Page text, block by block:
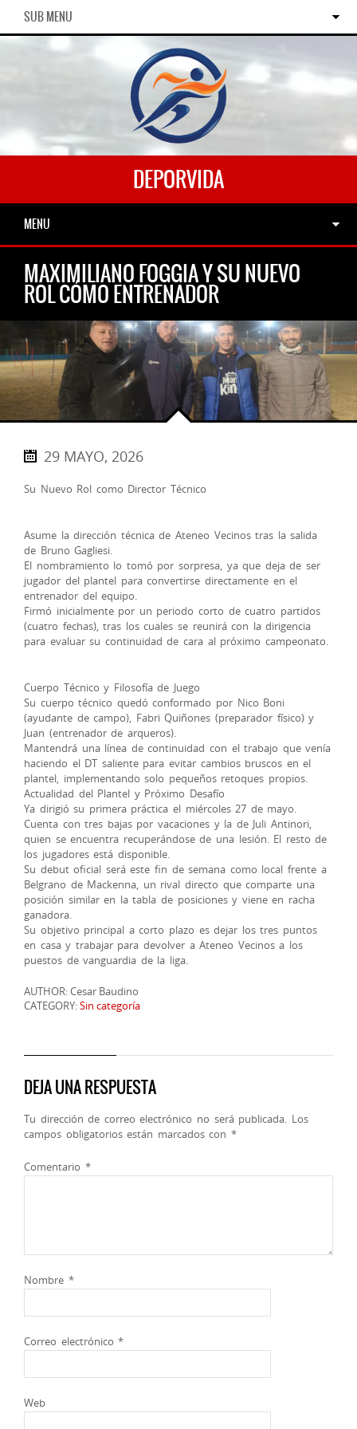
SUB MENU
DEPORVIDA
MENU
MAXIMILIANO FOGGIA Y SU NUEVO
ROL CÓMO ENTRENADOR
29 MAYO, 2026
Su Nuevo Rol como Director Técnico
Asume la dirección técnica de Ateneo Vecinos tras la salida
de Bruno Gagliesi.
​El nombramiento lo tomó por sorpresa, ya que deja de ser
jugador del plantel para convertirse directamente en el
entrenador del equipo.
​Firmó inicialmente por un periodo corto de cuatro partidos
(cuatro fechas), tras los cuales se reunirá con la dirigencia
para evaluar su continuidad de cara al próximo campeonato.
Cuerpo Técnico y Filosofía de Juego
​Su cuerpo técnico quedó conformado por Nico Boni
(ayudante de campo), Fabri Quiñones (preparador físico) y
Juan (entrenador de arqueros).
​Mantendrá una línea de continuidad con el trabajo que venía
haciendo el DT saliente para evitar cambios bruscos en el
plantel, implementando solo pequeños retoques propios.
​Actualidad del Plantel y Próximo Desafío
​Ya dirigió su primera práctica el miércoles 27 de mayo.
​Cuenta con tres bajas por vacaciones y la de Juli Antinori,
quien se encuentra recuperándose de una lesión. El resto de
los jugadores está disponible.
​Su debut oficial será este fin de semana como local frente a
Belgrano de Mackenna, un rival directo que comparte una
posición similar en la tabla de posiciones y viene en racha
ganadora.
​Su objetivo principal a corto plazo es dejar los tres puntos
en casa y trabajar para devolver a Ateneo Vecinos a los
puestos de vanguardia de la liga.
AUTHOR: Cesar Baudino
CATEGORY:Sin categoría
DEJA UNA RESPUESTA
Tu dirección de correo electrónico no será publicada. Los
campos obligatorios están marcados con *
Comentario *
Nombre *
Correo electrónico*
Web